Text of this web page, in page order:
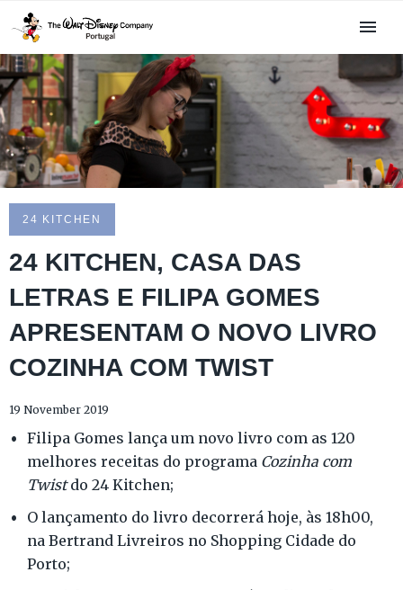
24 KITCHEN
24 KITCHEN, CASA DAS
LETRAS E FILIPA GOMES
APRESENTAM O NOVO LIVRO
COZINHA COM TWIST
19 November 2019
Filipa Gomes lança um novo livro com as 120
melhores receitas do programa Cozinha com
Twistdo 24 Kitchen;
O lançamento do livro decorrerá hoje, às 18h00,
na Bertrand Livreiros no Shopping Cidade do
Porto;